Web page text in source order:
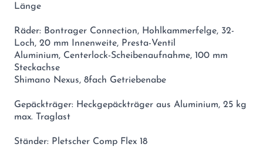
Länge
Räder: Bontrager Connection, Hohlkammerfelge, 32-
Loch, 20 mm Innenweite, Presta-Ventil
Aluminium, Centerlock-Scheibenaufnahme, 100 mm
Steckachse
Shimano Nexus, 8fach Getriebenabe
Gepäckträger: Heckgepäckträger aus Aluminium, 25 kg
max. Traglast
Ständer: Pletscher Comp Flex 18